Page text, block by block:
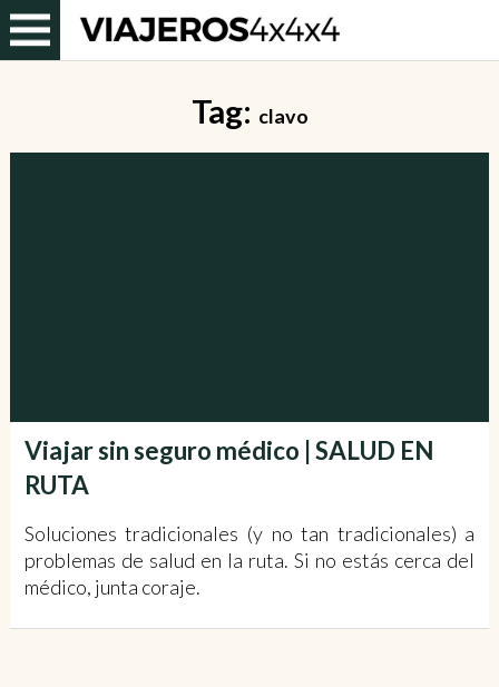
Tag: clavo
Viajar sin seguro médico | SALUD EN
RUTA
Soluciones tradicionales (y no tan tradicionales) a
problemas de salud en la ruta. Si no estás cerca del
médico, junta coraje.